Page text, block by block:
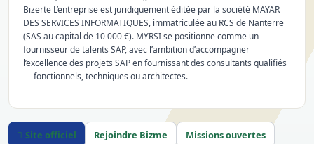
Bizerte L’entreprise est juridiquement éditée par la société MAYAR
DES SERVICES INFORMATIQUES, immatriculée au RCS de Nanterre
(SAS au capital de 10 000 €). MYRSI se positionne comme un
fournisseur de talents SAP, avec l’ambition d’accompagner
l’excellence des projets SAP en fournissant des consultants qualifiés
— fonctionnels, techniques ou architectes.
Site officiel Rejoindre Bizme Missions ouvertes